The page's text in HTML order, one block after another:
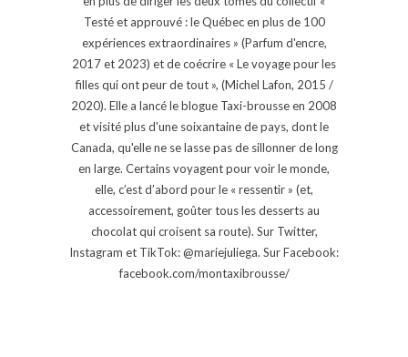
Testé et approuvé : le Québec en plus de 100
expériences extraordinaires » (Parfum d'encre,
2017 et 2023) et de coécrire « Le voyage pour les
filles qui ont peur de tout », (Michel Lafon, 2015 /
2020). Elle a lancé le blogue Taxi-brousse en 2008
et visité plus d'une soixantaine de pays, dont le
Canada, qu'elle ne se lasse pas de sillonner de long
en large. Certains voyagent pour voir le monde,
elle, c’est d’abord pour le « ressentir » (et,
accessoirement, goûter tous les desserts au
chocolat qui croisent sa route). Sur Twitter,
Instagram et TikTok: @mariejuliega. Sur Facebook:
facebook.com/montaxibrousse/